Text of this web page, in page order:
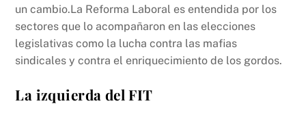
un cambio.La Reforma Laboral es entendida por los
sectores que lo acompañaron en las elecciones
legislativas como la lucha contra las mafias
sindicales y contra el enriquecimiento de los gordos.
La izquierda del FIT